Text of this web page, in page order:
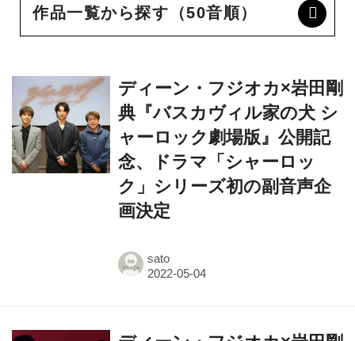
ャーロック劇場版』公開記
念、ドラマ「シャーロッ
ク」シリーズ初の副音声企
画決定
sato